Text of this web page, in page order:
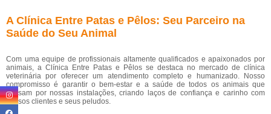
A Clínica Entre Patas e Pêlos: Seu Parceiro na
Saúde do Seu Animal
Com uma equipe de profissionais altamente qualificados e apaixonados por
animais, a Clínica Entre Patas e Pêlos se destaca no mercado de clínica
veterinária por oferecer um atendimento completo e humanizado. Nosso
compromisso é garantir o bem-estar e a saúde de todos os animais que
passam por nossas instalações, criando laços de confiança e carinho com
nossos clientes e seus peludos.